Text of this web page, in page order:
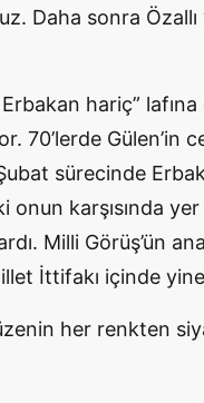
Daha sonra Özallı
hariç”
70’lerde Gülen’in
sürecinde
karşısında yer
Milli Görüş’ün
İttifakı içinde
her renkten